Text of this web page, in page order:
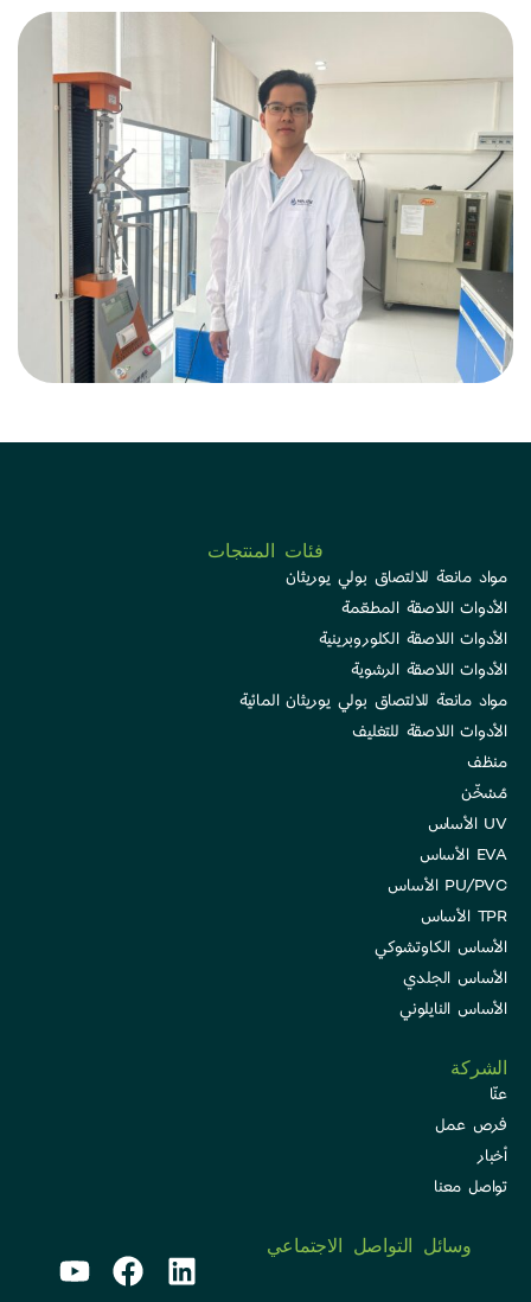
فئات المنتجات
مواد مانعة للالتصاق بولي يوريثان
الأدوات اللاصقة المطعّمة
الأدوات اللاصقة الكلوروبرينية
الأدوات اللاصقة الرشوية
مواد مانعة للالتصاق بولي يوريثان المائية
الأدوات اللاصقة للتغليف
منظف
مُسْخّن
UV الأساس
EVA الأساس
PU/PVC الأساس
TPR الأساس
الأساس الكاوتشوكي
الأساس الجلدي
الأساس النايلوني
الشركة
عنّا
فرص عمل
أخبار
تواصل معنا
وسائل التواصل الاجتماعي